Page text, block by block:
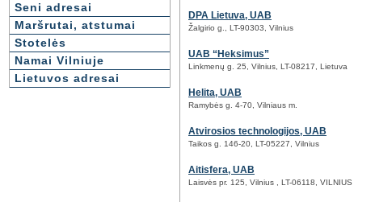
Seni adresai
Maršrutai, atstumai
Stotelės
Namai Vilniuje
Lietuvos adresai
DPA Lietuva, UAB
Žalgirio g., LT-90303, Vilnius
UAB “Heksimus”
Linkmenų g. 25, Vilnius, LT-08217, Lietuva
Helita, UAB
Ramybės g. 4-70, Vilniaus m.
Atvirosios technologijos, UAB
Taikos g. 146-20, LT-05227, Vilnius
Aitisfera, UAB
Laisvės pr. 125, Vilnius , LT-06118, VILNIUS